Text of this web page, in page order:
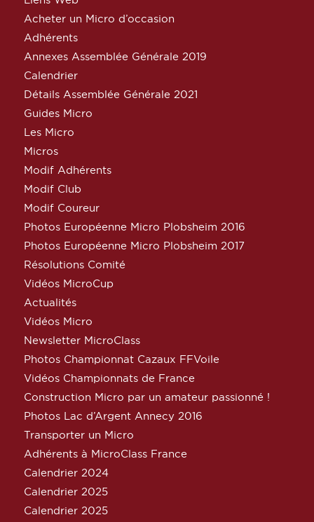
Acheter un Micro d’occasion
Adhérents
Annexes Assemblée Générale 2019
Calendrier
Détails Assemblée Générale 2021
Guides Micro
Les Micro
Micros
Modif Adhérents
Modif Club
Modif Coureur
Photos Européenne Micro Plobsheim 2016
Photos Européenne Micro Plobsheim 2017
Résolutions Comité
Vidéos MicroCup
Actualités
Vidéos Micro
Newsletter MicroClass
Photos Championnat Cazaux FFVoile
Vidéos Championnats de France
Construction Micro par un amateur passionné !
Photos Lac d’Argent Annecy 2016
Transporter un Micro
Adhérents à MicroClass France
Calendrier 2024
Calendrier 2025
Calendrier 2025